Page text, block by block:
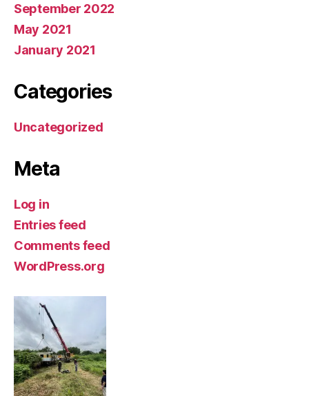
September 2022
May 2021
January 2021
Categories
Uncategorized
Meta
Log in
Entries feed
Comments feed
WordPress.org